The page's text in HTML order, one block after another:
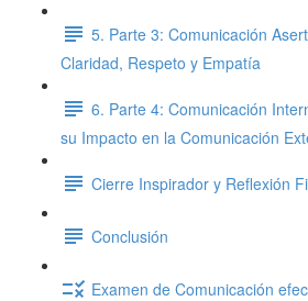
5. Parte 3: Comunicación
Claridad, Respeto y Empatía
6. Parte 4: Comunicación
su Impacto en la Comunicación
Cierre Inspirador y Reflexión
Conclusión
Examen de Comunicación